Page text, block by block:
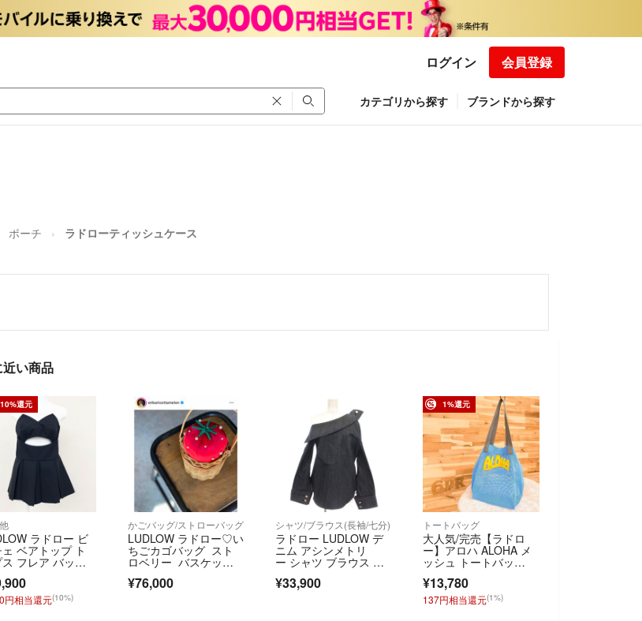
ログイン 会員登録
カテゴリから探す ブランドから探す
ポーチ ラドローティッシュケース
商品
10%還元
ラドロー ビ
ェ ベアトップ ト
ス フレア バック
ン プリーツ シル
ール ブラック 日
レディース 1 b02
円相当還元(10%)
かごバッグ/ストローバッグ
LUDLOW ラドロー♡い
ちごカゴバッグ スト
ロベリー バスケッ
ト 梅田限定 ブラウ
ス 滝沢眞規子 神崎恵
¥76,000
シャツ/ブラウス(長袖/七分)
ラドロー LUDLOW デ
ニム アシンメトリ
ー シャツ ブラウス 長
袖 1
¥33,900
1%還元
トートバッグ
大人気/完売【ラドロ
ー】アロハ ALOHA メ
ッシュ トートバッ
グ 青ブルー×黄
¥13,780
137円相当還元(1%)